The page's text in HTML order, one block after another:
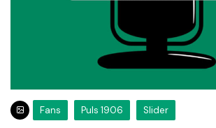
Fans Puls 1906 Slider